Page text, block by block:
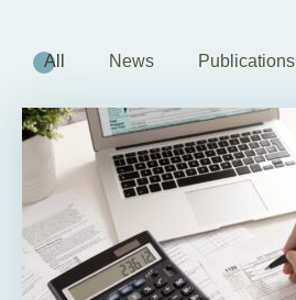
All News Publications